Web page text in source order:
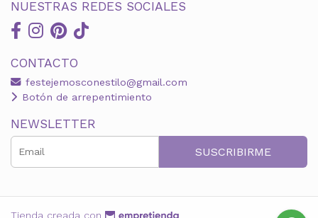
NUESTRAS REDES SOCIALES
CONTACTO
festejemosconestilo@gmail.com
Botón de arrepentimiento
NEWSLETTER
SUSCRIBIRME
Tienda creada con